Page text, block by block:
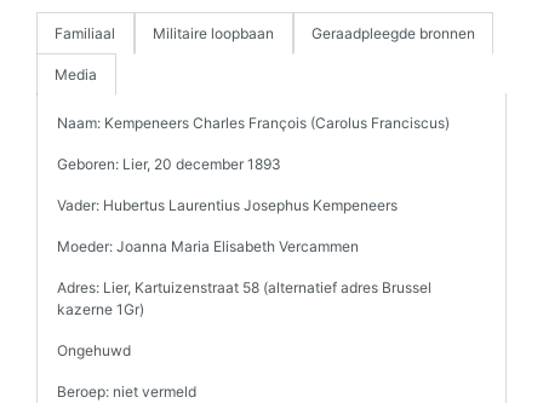
Familiaal Militaire loopbaan Geraadpleegde bronnen
Media
Naam: Kempeneers Charles François (Carolus Franciscus)
Geboren: Lier, 20 december 1893
Vader: Hubertus Laurentius Josephus Kempeneers
Moeder: Joanna Maria Elisabeth Vercammen
Adres: Lier, Kartuizenstraat 58 (alternatief adres Brussel
kazerne 1Gr)
Ongehuwd
Beroep: niet vermeld